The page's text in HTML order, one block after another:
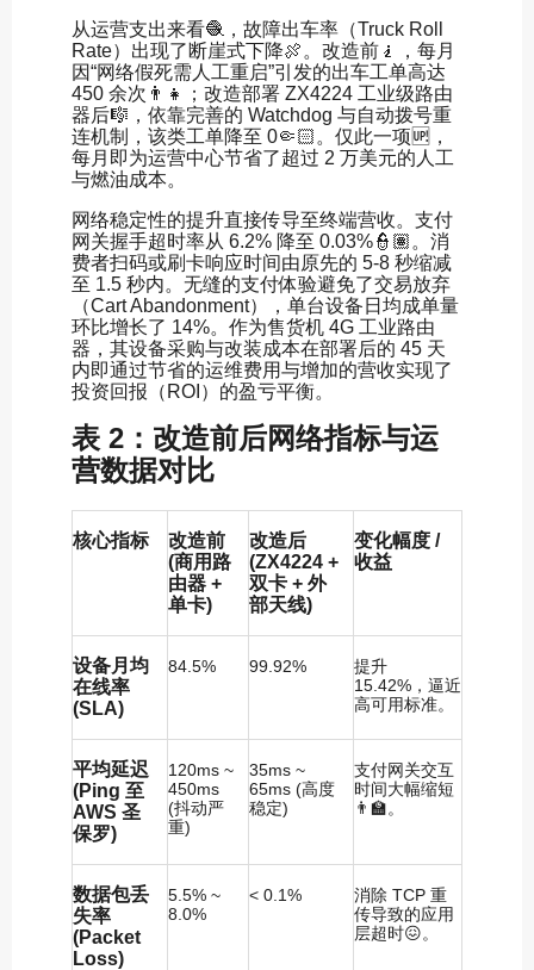
从运营支出来看🧶，故障出车率（Truck Roll
Rate）出现了断崖式下降🍖。改造前🧎，每月
因“网络假死需人工重启”引发的出车工单高达
450 余次👨‍👧；改造部署 ZX4224 工业级路由
器后🎼，依靠完善的 Watchdog 与自动拨号重
连机制，该类工单降至 0🤏🏻。仅此一项🆙，
每月即为运营中心节省了超过 2 万美元的人工
与燃油成本。
网络稳定性的提升直接传导至终端营收。支付
网关握手超时率从 6.2% 降至 0.03%👮🏽。消
费者扫码或刷卡响应时间由原先的 5-8 秒缩减
至 1.5 秒内。无缝的支付体验避免了交易放弃
（Cart Abandonment），单台设备日均成单量
环比增长了 14%。作为售货机 4G 工业路由
器，其设备采购与改装成本在部署后的 45 天
内即通过节省的运维费用与增加的营收实现了
投资回报（ROI）的盈亏平衡。
表 2：改造前后网络指标与运
营数据对比
核心指标
改造前
(商用路
由器 +
单卡)
改造后
(ZX4224 +
双卡 + 外
部天线)
变化幅度 /
收益
设备月均
在线率
(SLA)
84.5% 99.92%
提升
15.42%，逼近
高可用标准。
平均延迟
(Ping 至
AWS 圣
保罗)
120ms ~
450ms
(抖动严
重)
35ms ~
65ms (高度
稳定)
支付网关交互
时间大幅缩短
👨‍🏫。
数据包丢
失率
(Packet
Loss)
5.5% ~
8.0%
< 0.1%
消除 TCP 重
传导致的应用
层超时😖。